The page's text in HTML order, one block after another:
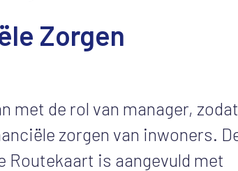
Zorgen
met de rol van manager, zodat
zorgen van inwoners.
Routekaart is aangevuld met